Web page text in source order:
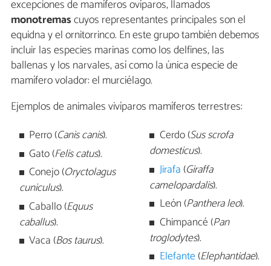
excepciones de mamíferos ovíparos, llamados
monotremascuyos representantes principales son el
equidna y el ornitorrinco. En este grupo también debemos
incluir las especies marinas como los delfines, las
ballenas y los narvales, así como la única especie de
mamífero volador: el murciélago.
Ejemplos de animales vivíparos mamíferos terrestres:
Perro (Canis canis).
Gato (Felis catus).
Conejo (Oryctolagus
cuniculus).
Caballo (Equus
caballus).
Vaca (Bos taurus).
Cerdo (Sus scrofa
domesticus).
Jirafa (Giraffa
camelopardalis).
León (Panthera leo).
Chimpancé (Pan
troglodytes).
Elefante (Elephantidae).